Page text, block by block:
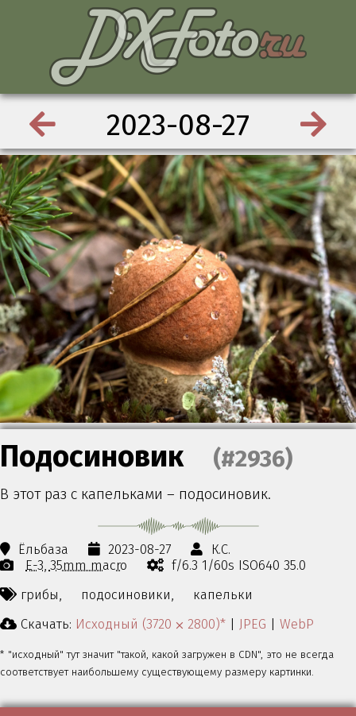
2023-08-27
Подосиновик (#2936)
В этот раз с капельками – подосиновик.
Ёльбаза 2023-08-27
К.С.
E-3 35mm macro
f/6.3 1/60s ISO640 35.0
грибы,
подосиновики,
капельки
Скачать: Исходный (3720 ⨉ 2800)* | JPEG | WebP
* "исходный" тут значит "такой, какой загружен в CDN", это не всегда
соответствует наибольшему существующему размеру картинки.